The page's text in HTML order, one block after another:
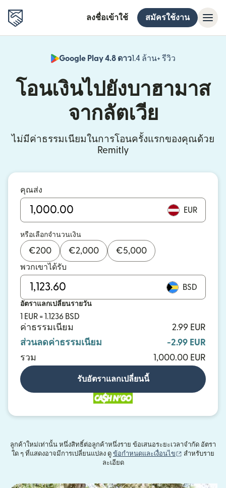
ลงชื่อเข้าใช้ สมัครใช้งาน
Google Play 4.8 ดาว1.4 ล้าน+ รีวิว
(เปิดในหน้าต่
โอนเงินไปยังบาฮามาส
จากลัตเวีย
ไม่มีค่าธรรมเนียมในการโอนครั้งแรกของคุณด้วย
Remitly
คุณส่ง
EUR
หรือเลือกจำนวนเงิน
€200 €2,000 €5,000
พวกเขาได้รับ
BSD
อัตราแลกเปลี่ยนรายวัน
1 EUR = 1.1236 BSD
ค่าธรรมเนียม
2.99 EUR
ส่วนลดค่าธรรมเนียม
-2.99 EUR
รวม
1,000.00 EUR
รับอัตราแลกเปลี่ยนนี้
ลูกค้าใหม่เท่านั้น หนึ่งสิทธิ์ต่อลูกค้าหนึ่งราย ข้อเสนอระยะเวลาจำกัด อัตรา
ใด ๆ ที่แสดงอาจมีการเปลี่ยนแปลง ดู ข้อกำหนดและเงื่อนไข (เปิดในหน้าต่า
สำหรับราย
ละเอียด